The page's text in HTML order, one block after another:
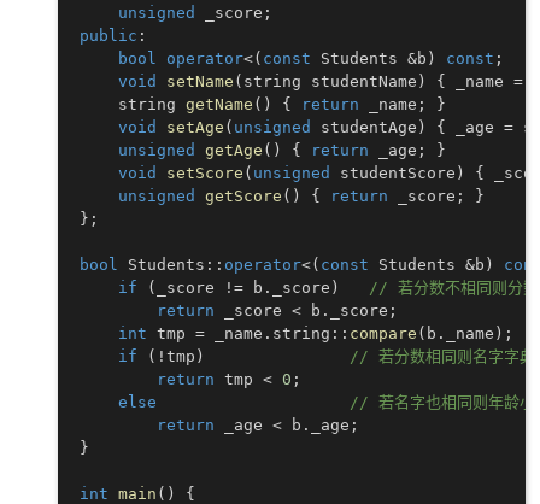
unsigned
_score ;
public :
bool
operator<( const Students &b ) const ;
void
setName ( string studentName ) { _name =
    string
getName ( ) { return _name ;
}
void
setAge ( unsigned studentAge ) { _age =
unsigned
getAge ( ) { return _age ;
}
void
setScore ( unsigned studentScore ) {
unsigned
getScore ( ) { return _score ;
}
} ;
bool Students :: operator<( const Students &b )
if
( _score != b . _score )
// 若分数不相同则分数
return _score < b . _score ;
int tmp = _name . string :: compare ( b . _name ) ;
if
( ! tmp )
// 若分数相同则名字字典
return tmp < 0 ;
else
// 若名字也相同则年龄小
return _age < b . _age ;
}
int main ( )
{